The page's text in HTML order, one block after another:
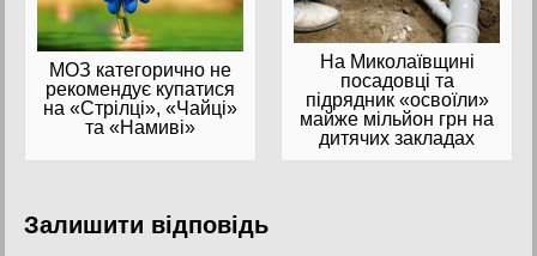
МОЗ категорично не
рекомендує купатися
на «Стрілці», «Чайці»
та «Намиві»
На Миколаївщині
посадовці та
підрядник «освоїли»
майже мільйон грн на
дитячих закладах
Залишити відповідь